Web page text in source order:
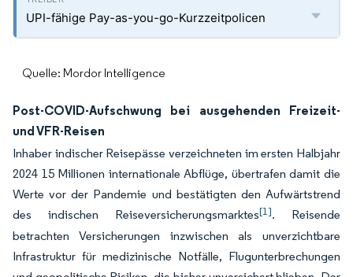
UPI-fähige Pay-as-you-go-Kurzzeitpolicen
Quelle: Mordor Intelligence
Post-COVID-Aufschwung bei ausgehenden Freizeit-
und VFR-Reisen
Inhaber indischer Reisepässe verzeichneten im ersten Halbjahr
2024 15 Millionen internationale Abflüge, übertrafen damit die
Werte vor der Pandemie und bestätigten den Aufwärtstrend
des indischen Reiseversicherungsmarktes[1]. Reisende
betrachten Versicherungen inzwischen als unverzichtbare
Infrastruktur für medizinische Notfälle, Flugunterbrechungen